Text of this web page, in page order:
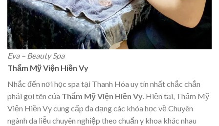
Eva – Beauty Spa
Thẩm Mỹ Viện Hiền Vy
Nhắc đến nơi học spa tại Thanh Hóa uy tín nhất chắc chắn
phải gọi tên của Thẩm Mỹ Viện Hiền Vy. Hiện tại, Thẩm Mỹ
Viện Hiền Vy cung cấp đa dạng các khóa học về Chuyên
ngành da liễu chuyên nghiệp theo chuẩn y khoa khác nhau